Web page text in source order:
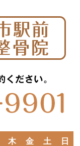
木 金 土 日